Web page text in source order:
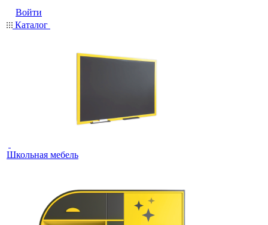
Войти
Каталог
Школьная мебель